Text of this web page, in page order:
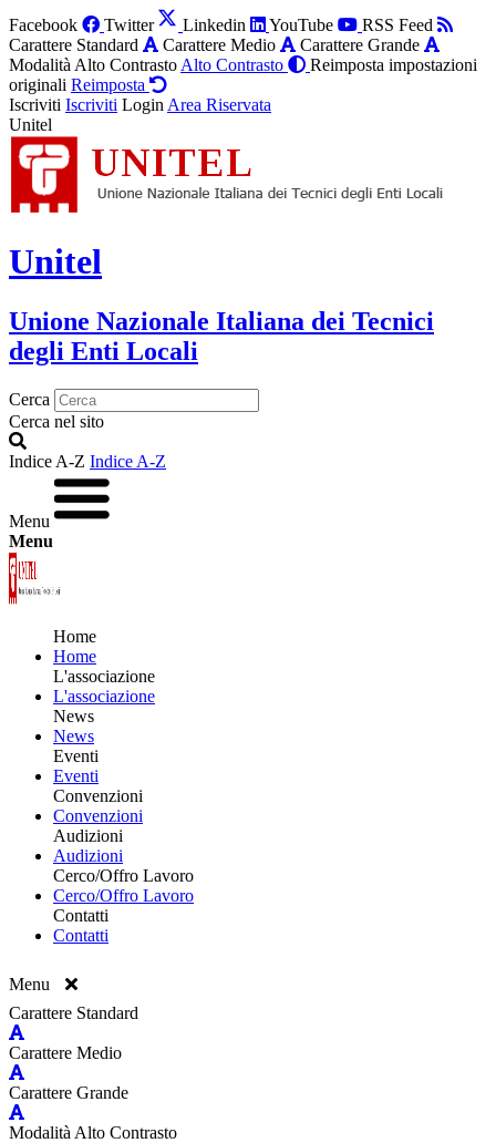
Facebook Twitter Linkedin YouTube
RSS Feed
Carattere Standard
Carattere Medio
Carattere Grande
Modalità Alto Contrasto Alto Contrasto
Reimposta impostazioni
originali Reimposta
Iscriviti Iscriviti Login Area Riservata
Unitel
Unitel
Unione Nazionale Italiana dei Tecnici
degli Enti Locali
Cerca
Cerca nel sito
Indice A-Z Indice A-Z
Menu
Menu
Home
Home
L'associazione
L'associazione
News
News
Eventi
Eventi
Convenzioni
Convenzioni
Audizioni
Audizioni
Cerco/Offro Lavoro
Cerco/Offro Lavoro
Contatti
Contatti
Menu
Carattere Standard
Carattere Medio
Carattere Grande
Modalità Alto Contrasto